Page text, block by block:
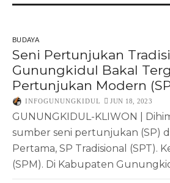
BUDAYA
Seni Pertunjukan
Gunungkidul Bakal
Pertunjukan Modern
INFOGUNUNGKIDUL JUN 18, 2023
GUNUNGKIDUL-KLIWON |
sumber seni pertunjukan (SP)
Pertama, SP Tradisional (SPT).
(SPM). Di Kabupaten